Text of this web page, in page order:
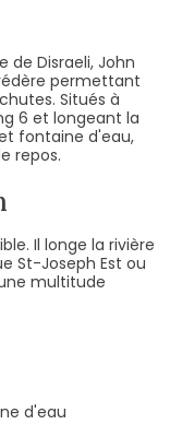
de Disraeli, John
permettant
Situés à
6 et longeant la
fontaine d'eau,
repos.
Il longe la rivière
St-Joseph Est ou
multitude
d'eau